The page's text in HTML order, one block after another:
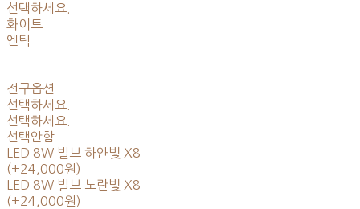
선택하세요.
화이트
엔틱
전구옵션
선택하세요.
선택하세요.
선택안함
LED 8W 벌브 하얀빛 X8
(+24,000원)
LED 8W 벌브 노란빛 X8
(+24,000원)